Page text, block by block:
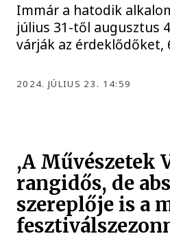
Immár a hatodik
július 31-től augusztus
várják az érdeklődőket,
2024. JÚLIUS 23. 14:59
,A Művészetek
rangidős, de
szereplője is a